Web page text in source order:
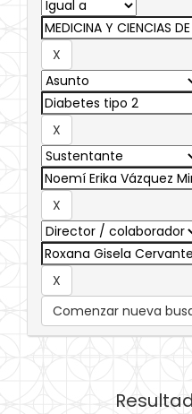
Comenzar nueva